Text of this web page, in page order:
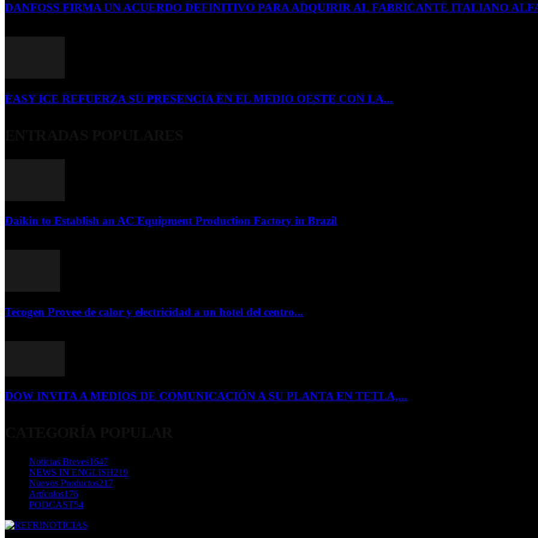
DANFOSS FIRMA UN ACUERDO DEFINITIVO PARA ADQUIRIR AL FABRICANTE ITALIANO
EASY ICE REFUERZA SU PRESENCIA EN EL MEDIO OESTE CON LA...
Daikin to Establish an AC Equipment Production Factory in Brazil
Tecogen Provee de calor y electricidad a un hotel del centro...
DOW INVITA A MEDIOS DE COMUNICACIÓN A SU PLANTA EN TETLA,...
Noticias Breves1647
NEWS IN ENGLISH219
Nuevos Productos217
Artículos176
PODCAST54